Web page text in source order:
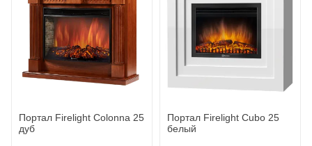
Портал Firelight Colonnа 25
дуб
Портал Firelight Cubo 25
белый